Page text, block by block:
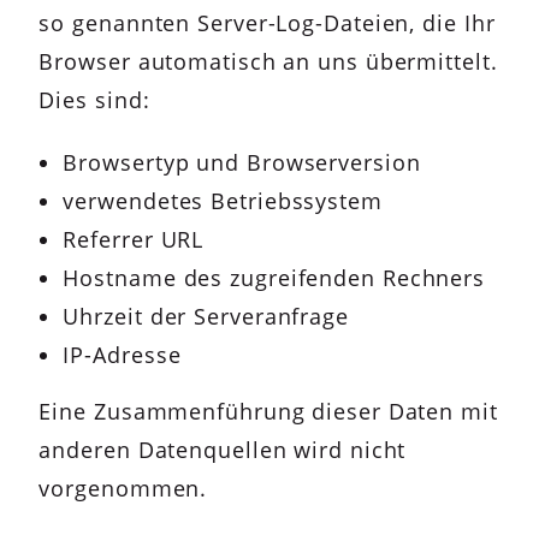
so genannten Server-Log-Dateien, die Ihr
Browser automatisch an uns übermittelt.
Dies sind:
Browsertyp und Browserversion
verwendetes Betriebssystem
Referrer URL
Hostname des zugreifenden Rechners
Uhrzeit der Serveranfrage
IP-Adresse
Eine Zusammenführung dieser Daten mit
anderen Datenquellen wird nicht
vorgenommen.